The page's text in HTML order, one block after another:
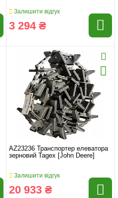
Залишити відгук
3 294 ₴
AZ23236 Транспортер елеватора
зерновий Tagex [John Deere]
Залишити відгук
20 933 ₴